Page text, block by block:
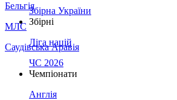
Бельгія
МЛС
Саудівська Аравія
Збірна України
Збірні
Ліга націй
ЧС 2026
Чемпіонати
Англія